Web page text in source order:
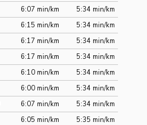
6:07 min/km
5:34 min/km
6:15 min/km
5:34 min/km
6:17 min/km
5:34 min/km
6:17 min/km
5:34 min/km
6:10 min/km
5:34 min/km
6:00 min/km
5:34 min/km
6:07 min/km
5:34 min/km
6:05 min/km
5:35 min/km